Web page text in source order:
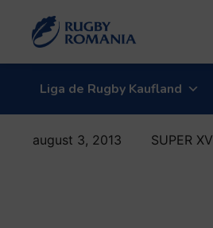
in
reader.
Liga de Rugby Kaufland
august 3, 2013 SUPER XV